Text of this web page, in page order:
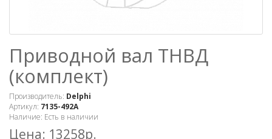
Приводной вал ТНВД
(комплект)
Производитель: Delphi
Артикул: 7135-492A
Наличие: Есть в наличии
Цена: 13258р.